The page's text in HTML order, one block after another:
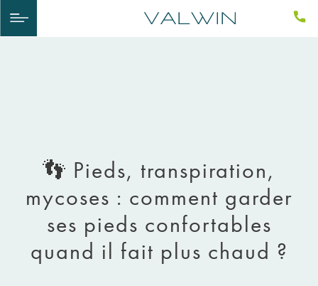
👣 Pieds, transpiration,
mycoses : comment garder
ses pieds confortables
quand il fait plus chaud ?